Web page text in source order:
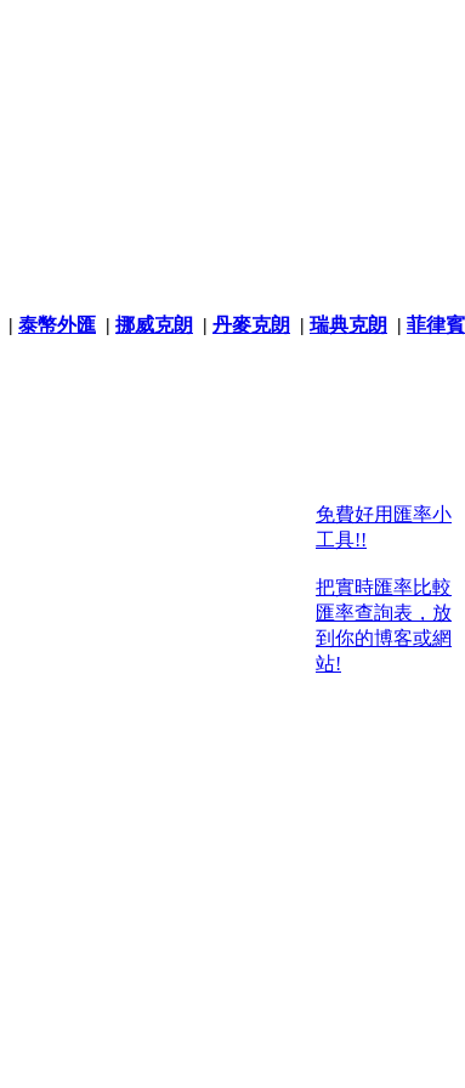
| 泰幣外匯 | 挪威克朗 | 丹麥克朗 | 瑞典克朗 | 菲律賓
免費好用匯率小
工具!!
把實時匯率比較
匯率查詢表，放
到你的博客或網
站!